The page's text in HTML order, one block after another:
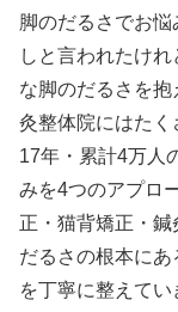
脚のだるさでお
しと言われたけ
な脚のだるさを
灸整体院にはた
17年・累計4万人
みを4つのアプロ
正・猫背矯正・
だるさの根本に
を丁寧に整えて